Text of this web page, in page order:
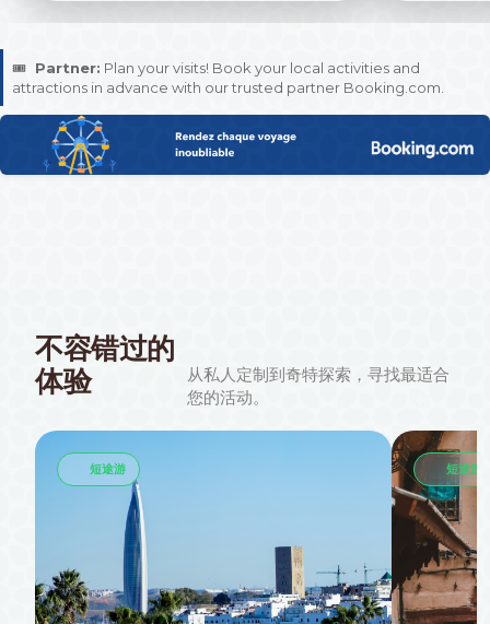
🎟️ Partner: Plan your visits! Book your local activities and
attractions in advance with our trusted partner Booking.com.
不容错过的
体验
从私人定制到奇特探索，寻找最适合
您的活动。
短途游 短途游